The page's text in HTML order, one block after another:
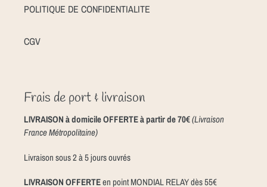
POLITIQUE DE CONFIDENTIALITE
CGV
Frais de port & livraison
LIVRAISON à domicile OFFERTE à partir de 70€(Livraison
France Métropolitaine)
Livraison sous 2 à 5 jours ouvrés
LIVRAISON OFFERTEen point MONDIAL RELAY dès 55€